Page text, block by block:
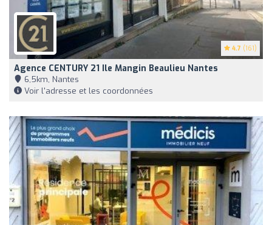
4.7 (161)
Agence CENTURY 21 Ile Mangin Beaulieu Nantes
6,5km, Nantes
Voir l'adresse et les coordonnées